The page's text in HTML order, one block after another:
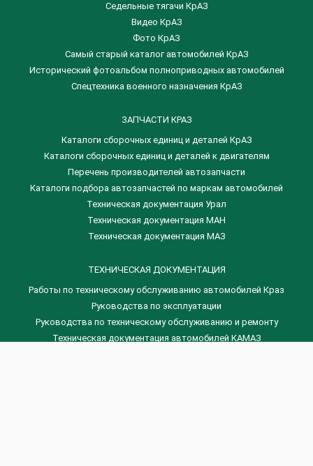
Седельные тягачи КрАЗ
Видео КрАЗ
Фото КрАЗ
Самый старый каталог автомобилей КрАЗ
Исторический фотоальбом полноприводных автомобилей
Спецтехника военного назначения КрАЗ
ЗАПЧАСТИ КРАЗ
Каталоги сборочных единиц и деталей КрАЗ
​Каталоги сборочных единиц и деталей к двигателям
Перечень производителей автозапчасти
Каталоги подбора автозапчастей по маркам автомобилей
Техническая документация Урал
Техническая документация МАН
Техническая документация МАЗ
ТЕХНИЧЕСКАЯ ДОКУМЕНТАЦИЯ
Работы по техническому обслуживанию автомобилей Краз
Руководства по эксплуатации
Руководства по техническому обслуживанию и ремонту
Техническая документация автомобилей КАМАЗ